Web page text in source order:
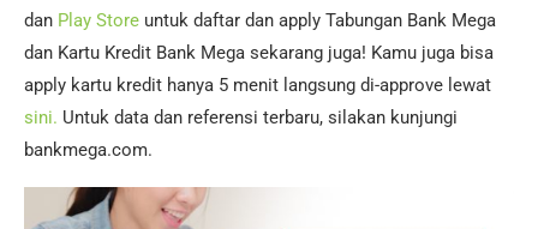
dan Play Store untuk daftar dan apply Tabungan Bank Mega
dan Kartu Kredit Bank Mega sekarang juga! Kamu juga bisa
apply kartu kredit hanya 5 menit langsung di-approve lewat
sini. Untuk data dan referensi terbaru, silakan kunjungi
bankmega.com.